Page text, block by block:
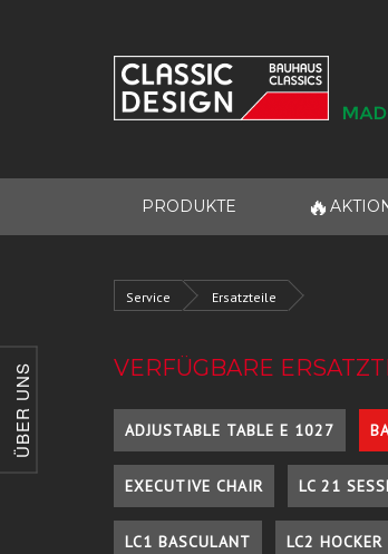
ÜBER UNS
PRODUKTE 🔥
Service Ersatzteile
VERFÜGBARE
ADJUSTABLE TABLE E 1027
EXECUTIVE CHAIR LC 21
LC1 BASCULANT LC2 HOCKER